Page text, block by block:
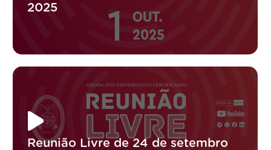
2025
Reunião Livre de 24 de setembro